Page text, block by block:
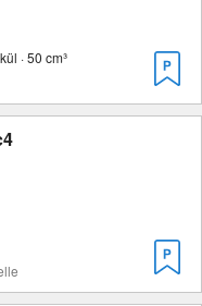
· 50 cm³